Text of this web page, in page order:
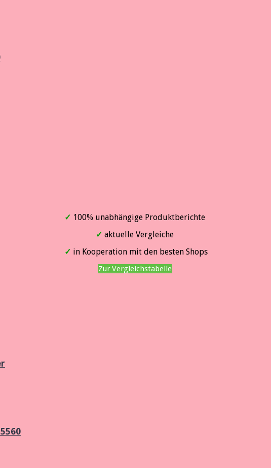
✓ 100% unabhängige Produktberichte
✓ aktuelle Vergleiche
✓ in Kooperation mit den besten Shops
Zur Vergleichstabelle